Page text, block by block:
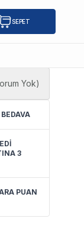
SEPET
Yok)
3
PUAN